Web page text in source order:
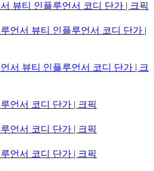
뷰티 인플루언서 코디 단가 | 크픽
언서 뷰티 인플루언서 코디 단가 |
서 뷰티 인플루언서 코디 단가 | 크
언서 코디 단가 | 크픽
언서 코디 단가 | 크픽
언서 코디 단가 | 크픽